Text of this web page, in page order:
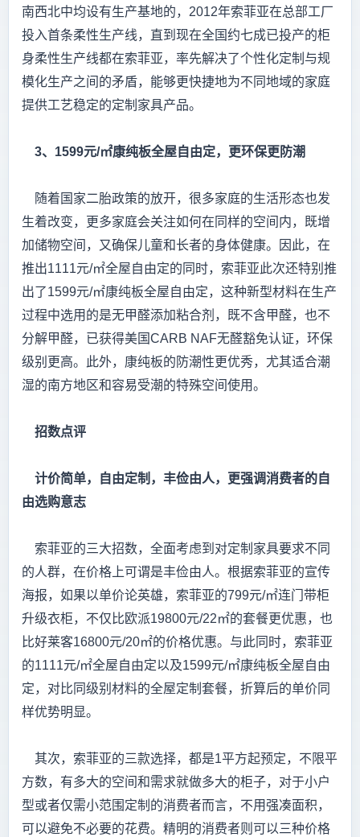
南西北中均设有生产基地的，2012年索菲亚在总部工厂
投入首条柔性生产线，直到现在全国约七成已投产的柜
身柔性生产线都在索菲亚，率先解决了个性化定制与规
模化生产之间的矛盾，能够更快捷地为不同地域的家庭
提供工艺稳定的定制家具产品。
3、1599元/㎡康纯板全屋自由定，更环保更防潮
随着国家二胎政策的放开，很多家庭的生活形态也发
生着改变，更多家庭会关注如何在同样的空间内，既增
加储物空间，又确保儿童和长者的身体健康。因此，在
推出1111元/㎡全屋自由定的同时，索菲亚此次还特别推
出了1599元/㎡康纯板全屋自由定，这种新型材料在生产
过程中选用的是无甲醛添加粘合剂，既不含甲醛，也不
分解甲醛，已获得美国CARB NAF无醛豁免认证，环保
级别更高。此外，康纯板的防潮性更优秀，尤其适合潮
湿的南方地区和容易受潮的特殊空间使用。
招数点评
计价简单，自由定制，丰俭由人，更强调消费者的自
由选购意志
索菲亚的三大招数，全面考虑到对定制家具要求不同
的人群，在价格上可谓是丰俭由人。根据索菲亚的宣传
海报，如果以单价论英雄，索菲亚的799元/㎡连门带柜
升级衣柜，不仅比欧派19800元/22㎡的套餐更优惠，也
比好莱客16800元/20㎡的价格优惠。与此同时，索菲亚
的1111元/㎡全屋自由定以及1599元/㎡康纯板全屋自由
定，对比同级别材料的全屋定制套餐，折算后的单价同
样优势明显。
其次，索菲亚的三款选择，都是1平方起预定，不限平
方数，有多大的空间和需求就做多大的柜子，对于小户
型或者仅需小范围定制的消费者而言，不用强凑面积，
可以避免不必要的花费。精明的消费者则可以三种价格